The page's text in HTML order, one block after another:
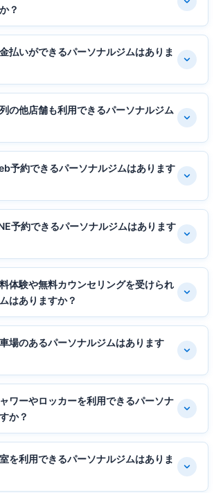
？
払いができるパーソナルジムはありま
の他店舗も利用できるパーソナルジム
予約できるパーソナルジムはあります
予約できるパーソナルジムはあります
体験や無料カウンセリングを受けられ
はありますか？
場のあるパーソナルジムはあります
ワーやロッカーを利用できるパーソナ
か？
を利用できるパーソナルジムはありま